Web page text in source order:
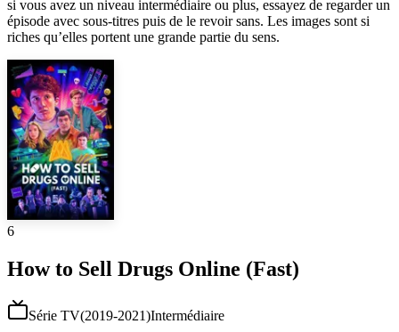
si vous avez un niveau intermédiaire ou plus, essayez de regarder un
épisode avec sous-titres puis de le revoir sans. Les images sont si
riches qu’elles portent une grande partie du sens.
6
How to Sell Drugs Online (Fast)
Série TV(2019-2021)Intermédiaire